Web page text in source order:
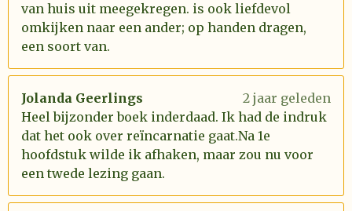
van huis uit meegekregen. is ook liefdevol
omkijken naar een ander; op handen dragen,
een soort van.
Jolanda Geerlings
2 jaar geleden
Heel bijzonder boek inderdaad. Ik had de indruk
dat het ook over reïncarnatie gaat.Na 1e
hoofdstuk wilde ik afhaken, maar zou nu voor
een twede lezing gaan.